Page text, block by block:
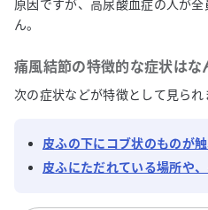
原因ですが、高尿酸血症の人が
ん。
痛風結節の特徴的な症状はな
次の症状などが特徴として見られ
皮ふの下にコブ状のものが
皮ふにただれている場所や